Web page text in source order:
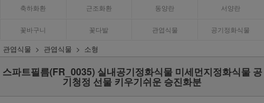
축하화환 근조화환 동양란 서양란
꽃바구니 꽃다발 관엽식물 공기정화식물
관엽식물 관엽식물 소형
스파트필름(FR_0035) 실내공기정화식물 미세먼지정화식물 공
기청정 선물 키우기쉬운 승진화분